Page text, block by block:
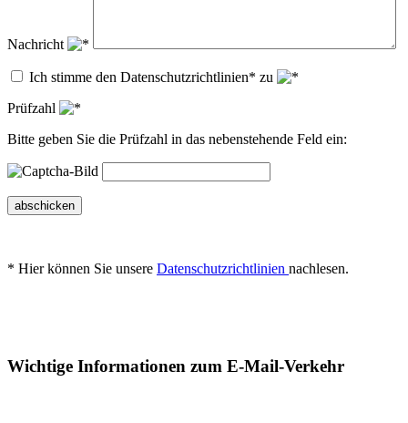
Nachricht
Ich stimme den Datenschutzrichtlinien* zu
Prüfzahl
Bitte geben Sie die Prüfzahl in das nebenstehende Feld ein:
abschicken
* Hier können Sie unsere Datenschutzrichtlinien nachlesen.
Wichtige Informationen zum E-Mail-Verkehr